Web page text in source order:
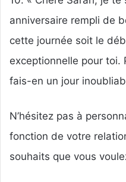
anniversaire rempli de
cette journée soit le
exceptionnelle pour
fais-en un jour
N’hésitez pas à
fonction de votre
souhaits que vous